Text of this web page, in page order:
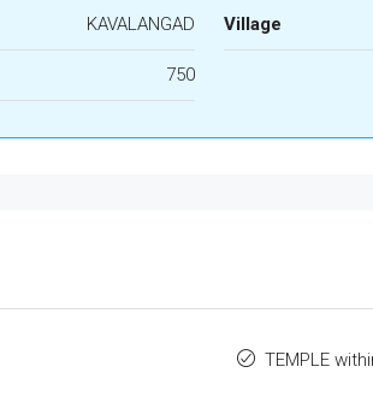
KAVALANGAD Village
750
TEMPLE